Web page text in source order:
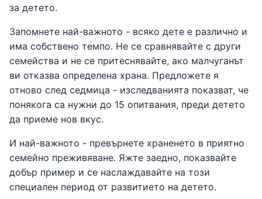
за детето.
Запомнете най-важното - всяко дете е различно и
има собствено темпо. Не се сравнявайте с други
семейства и не се притеснявайте, ако малчуганът
ви отказва определена храна. Предложете я
отново след седмица - изследванията показват, че
понякога са нужни до 15 опитвания, преди детето
да приеме нов вкус.
И най-важното - превърнете храненето в приятно
семейно преживяване. Яжте заедно, показвайте
добър пример и се наслаждавайте на този
специален период от развитието на детето.